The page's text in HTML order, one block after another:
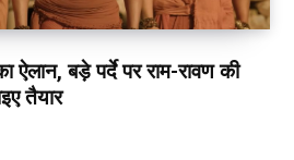
ऐलान, बड़े पर्दे पर राम-रावण की
तैयार